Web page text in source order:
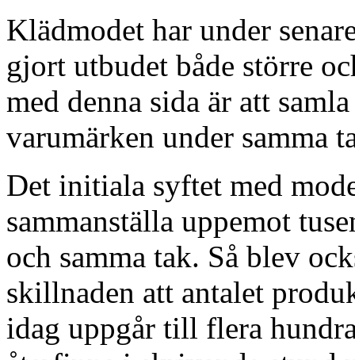
Klädmodet har under
gjort utbudet både större
med denna sida är att
varumärken under samma
Det initiala syftet med
sammanställa uppemot
och samma tak. Så blev
skillnaden att antalet
idag uppgår till flera